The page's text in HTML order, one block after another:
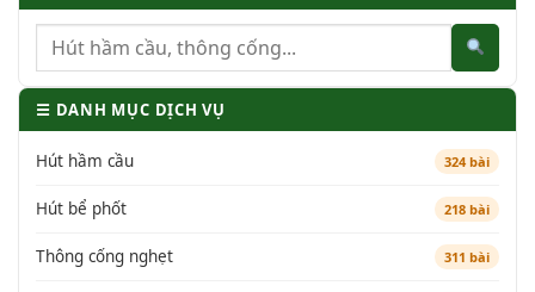
☰ DANH MỤC DỊCH VỤ
Hút hầm cầu 324 bài
Hút bể phốt 218 bài
Thông cống nghẹt 311 bài